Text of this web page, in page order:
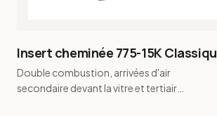
Insert cheminée 775-15K
Double combustion, arrivées d'air
secondaire devant la vitre et tertiaire